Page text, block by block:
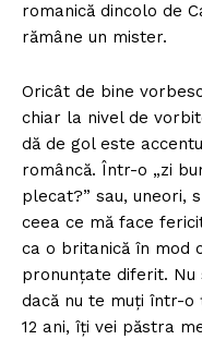
romanică dincolo de
rămâne un mister.
Oricât de bine
chiar la nivel de
dă de gol este
româncă. Într-o „zi
plecat?” sau, uneori,
ceea ce mă face
ca o britanică în mod
pronunțate diferit. Nu
dacă nu te muți într-o
12 ani, îți vei păstra